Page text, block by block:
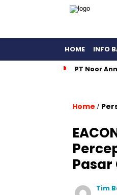
HOME INFO
PT Noor
Home /
Pasar
Tim